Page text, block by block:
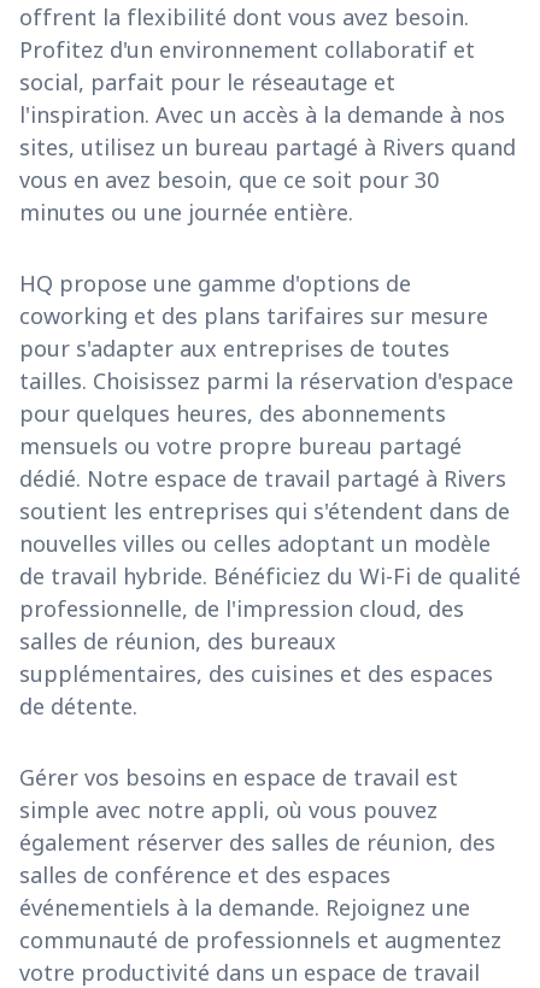
offrent la flexibilité dont vous avez besoin.
Profitez d'un environnement collaboratif et
social, parfait pour le réseautage et
l'inspiration. Avec un accès à la demande à nos
sites, utilisez un bureau partagé à Rivers quand
vous en avez besoin, que ce soit pour 30
minutes ou une journée entière.
HQ propose une gamme d'options de
coworking et des plans tarifaires sur mesure
pour s'adapter aux entreprises de toutes
tailles. Choisissez parmi la réservation d'espace
pour quelques heures, des abonnements
mensuels ou votre propre bureau partagé
dédié. Notre espace de travail partagé à Rivers
soutient les entreprises qui s'étendent dans de
nouvelles villes ou celles adoptant un modèle
de travail hybride. Bénéficiez du Wi-Fi de qualité
professionnelle, de l'impression cloud, des
salles de réunion, des bureaux
supplémentaires, des cuisines et des espaces
de détente.
Gérer vos besoins en espace de travail est
simple avec notre appli, où vous pouvez
également réserver des salles de réunion, des
salles de conférence et des espaces
événementiels à la demande. Rejoignez une
communauté de professionnels et augmentez
votre productivité dans un espace de travail